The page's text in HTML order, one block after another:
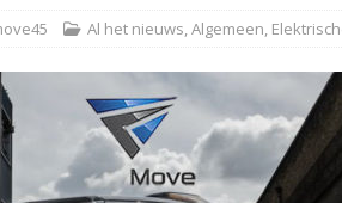
Al het nieuws,Algemeen,